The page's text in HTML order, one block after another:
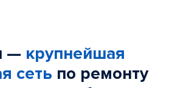
— крупнейшая
сеть по ремонту